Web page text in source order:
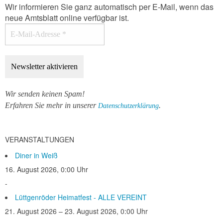
Wir informieren Sie ganz automatisch per E-Mail, wenn das
neue Amtsblatt online verfügbar ist.
Wir senden keinen Spam!
Erfahren Sie mehr in unserer Datenschutzerklärung.
VERANSTALTUNGEN
Diner in Weiß
16. August 2026, 0:00 Uhr
-
Lüttgenröder Heimatfest - ALLE VEREINT
21. August 2026 – 23. August 2026, 0:00 Uhr